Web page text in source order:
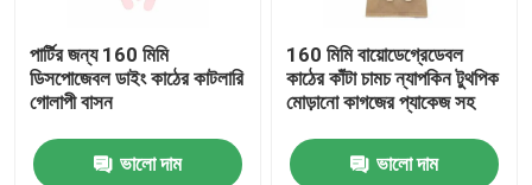
পার্টির জন্য 160 মিমি
ডিসপোজেবল ডাইং কাঠের কাটলারি
গোলাপী বাসন
ভালো দাম
160 মিমি বায়োডেগ্রেডেবল
কাঠের কাঁটা চামচ ন্যাপকিন টুথপিক
মোড়ানো কাগজের প্যাকেজ সহ
ভালো দাম